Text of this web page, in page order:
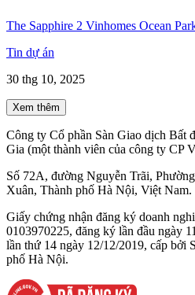
The Sapphire 2 Vinhomes Ocean
Tin dự án
30 thg 10, 2025
Xem thêm
Công ty Cổ phần Sàn Giao dịch Bất
Gia (một thành viên của công ty CP
Số 72A, đường Nguyễn Trãi,
Xuân, Thành phố Hà Nội, Việt Nam.
Giấy chứng nhận đăng ký doanh
0103970225, đăng ký lần đầu ngày
lần thứ 14 ngày 12/12/2019, cấp bởi
phố Hà Nội.